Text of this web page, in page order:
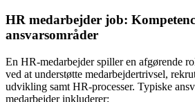
HR medarbejder job:
ansvarsområder
En HR-medarbejder spiller en afgørende
ved at understøtte medarbejdertrivsel,
udvikling samt HR-processer. Typiske
medarbejder inkluderer: